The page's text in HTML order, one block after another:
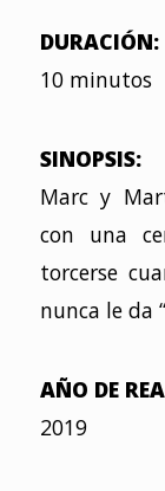
DURACIÓN:
10 minutos
SINOPSIS:
Marc y
con una
torcerse
nunca le da
AÑO DE
2019